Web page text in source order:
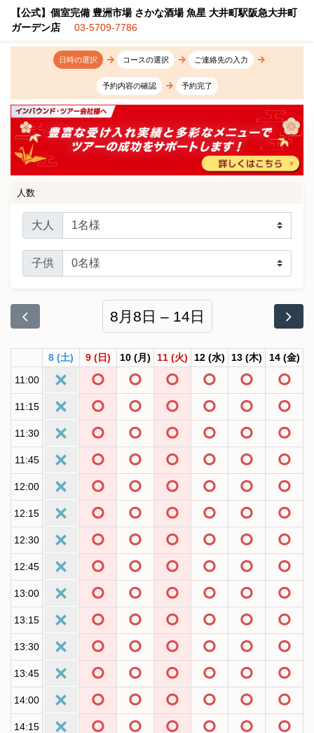
【公式】個室完備 豊洲市場 さかな酒場 魚星 大井町駅阪急大井町
ガーデン店
03-5709-7786
日時の選択 コースの選択 ご連絡先の入力
予約内容の確認 予約完了
人数
大人
子供
8月8日 – 14日
8 (土) 9 (日) 10 (月) 11 (火) 12 (水) 13 (木) 14 (金)
11:00
11:15
11:30
11:45
12:00
12:15
12:30
12:45
13:00
13:15
13:30
13:45
14:00
14:15